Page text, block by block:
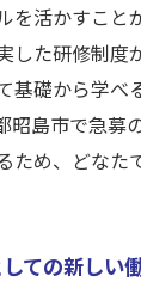
者が安心して
修で実践的
修で基礎知識
無しでリス
配送業務で安
を活かすこと
した研修制度
基礎から学べ
昭島市で急募
ため、どなた
ての新しい